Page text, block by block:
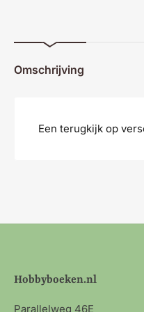
Omschrijving
Een terugkijk op
Hobbyboeken.nl
Parallelweg 46E